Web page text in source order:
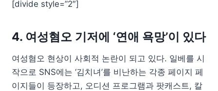
[divide style=”2″]
4. 여성혐오 기저에 ‘연애 욕망’이 있다
여성혐오 현상이 사회적 논란이 되고 있다. 일베를 시
작으로 SNS에는 ‘김치녀’를 비난하는 각종 페이지 페
이지들이 등장하고, 오디션 프로그램과 팟캐스트, 칼